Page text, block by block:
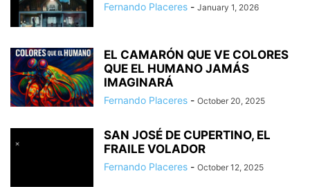
Fernando Placeres - January 1, 2026
EL CAMARÓN QUE VE COLORES
QUE EL HUMANO JAMÁS
IMAGINARÁ
Fernando Placeres - October 20, 2025
SAN JOSÉ DE CUPERTINO, EL
FRAILE VOLADOR
Fernando Placeres - October 12, 2025